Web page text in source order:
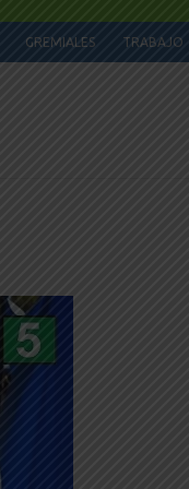
GREMIALES TRABAJO